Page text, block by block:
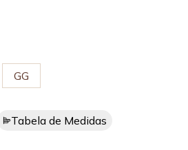
GG
Tabela de Medidas